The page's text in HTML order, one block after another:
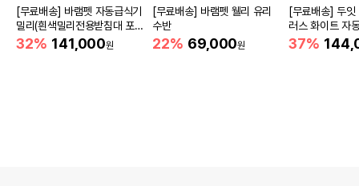
[무료배송] 바램펫 자동급식기
밀리(흰색밀리전용받침대 포
함)
32% 141,000원
[무료배송] 바램펫 웰리 유리
수반
22% 69,000원
[무료배송] 두잇
러스 화이트 자
S/M
37%